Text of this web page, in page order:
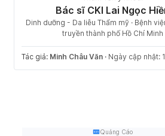
Bác sĩ CKI Lai Ngọc
Dinh dưỡng - Da liễu Thẩm mỹ · Bệnh
truyền thành phố Hồ Chí Minh
Tác giả: Minh Châu Văn · Ngày cập nhật:
Quảng Cáo